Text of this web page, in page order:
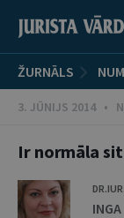
ŽURNĀLS
3. JŪNIJS 2014 •
Ir normāla
DR.IUR.